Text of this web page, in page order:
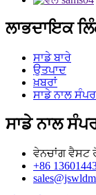
ਲਾਭਦਾਇਕ
ਸਾਡੇ ਬਾਰੇ
ਉਤਪਾਦ
ਖ਼ਬਰਾਂ
ਸਾਡੇ ਨਾਲ
ਸਾਡੇ ਨਾਲ
ਵੇਨਚਾਂਗ ਵੈਸਟ
+86